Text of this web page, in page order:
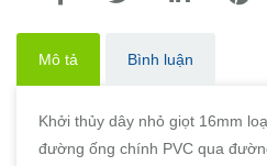
Mô tả Bình luận
Khởi thủy dây nhỏ giọt 16mm
đường ống chính PVC qua